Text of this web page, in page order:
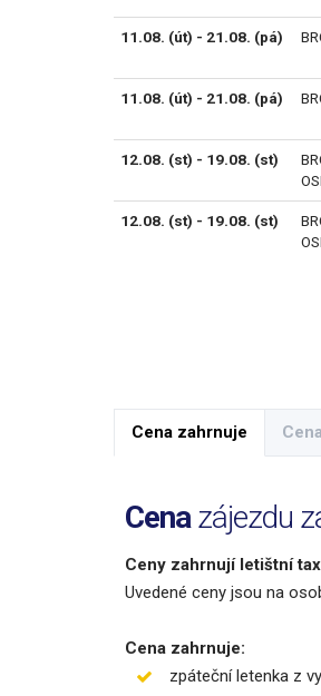
11.08. (út) - 21.08. (pá)
11.08. (út) - 21.08. (pá)
12.08. (st) - 19.08. (st)
12.08. (st) - 19.08. (st)
Cena zahrnuje
Cenazájezdu
Ceny zahrnují letištní
Uvedené ceny jsou na
Cena zahrnuje:
zpáteční letenka z